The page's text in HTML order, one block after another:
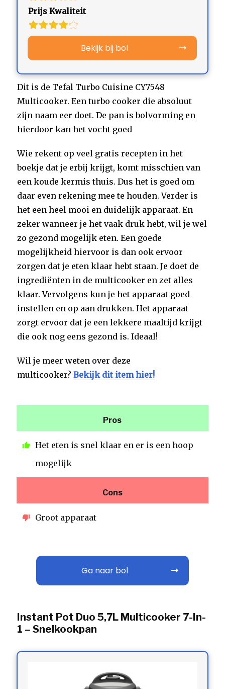
Prijs Kwaliteit
Bekijk bij bol
Dit is de Tefal Turbo Cuisine CY7548
Multicooker. Een turbo cooker die absoluut
zijn naam eer doet. De pan is bolvorming en
hierdoor kan het vocht goed
Wie rekent op veel gratis recepten in het
boekje dat je erbij krijgt, komt misschien van
een koude kermis thuis. Dus het is goed om
daar even rekening mee te houden. Verder is
het een heel mooi en duidelijk apparaat. En
zeker wanneer je het vaak druk hebt, wil je wel
zo gezond mogelijk eten. Een goede
mogelijkheid hiervoor is dan ook ervoor
zorgen dat je eten klaar hebt staan. Je doet de
ingrediënten in de multicooker en zet alles
klaar. Vervolgens kun je het apparaat goed
instellen en op aan drukken. Het apparaat
zorgt ervoor dat je een lekkere maaltijd krijgt
die ook nog eens gezond is. Ideaal!
Wil je meer weten over deze
multicooker?Bekijk dit item hier!
Pros
Het eten is snel klaar en er is een hoop
mogelijk
Cons
Groot apparaat
Ga naar bol
Instant Pot Duo 5,7L Multicooker 7-In-
1 – Snelkookpan